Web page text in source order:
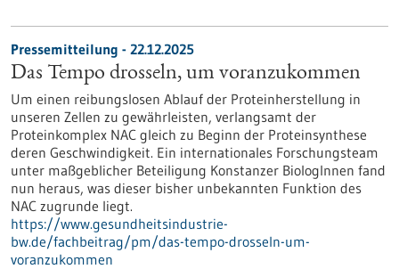
Pressemitteilung - 22.12.2025
Das Tempo drosseln, um voranzukommen
Um einen reibungslosen Ablauf der Proteinherstellung in
unseren Zellen zu gewährleisten, verlangsamt der
Proteinkomplex NAC gleich zu Beginn der Proteinsynthese
deren Geschwindigkeit. Ein internationales Forschungsteam
unter maßgeblicher Beteiligung Konstanzer BiologInnen fand
nun heraus, was dieser bisher unbekannten Funktion des
NAC zugrunde liegt.
https://www.gesundheitsindustrie-
bw.de/fachbeitrag/pm/das-tempo-drosseln-um-
voranzukommen